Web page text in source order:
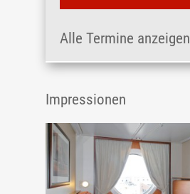
Alle Termine anzeigen
Impressionen